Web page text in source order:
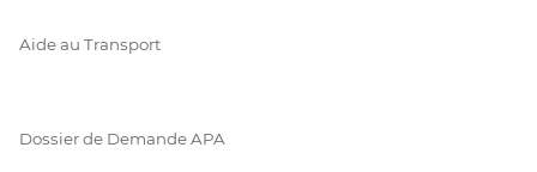
Aide au Transport
Dossier de Demande APA